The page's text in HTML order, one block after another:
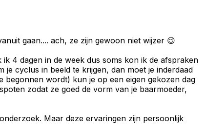
gaan.... ach, ze zijn gewoon niet wijzer 😉
4 dagen in de week dus soms kon ik de afspraken
cyclus in beeld te krijgen, dan moet je inderdaad
begonnen wordt) kun je op een eigen gekozen dag
zodat ze goed de vorm van je baarmoeder,
Maar deze ervaringen zijn persoonlijk